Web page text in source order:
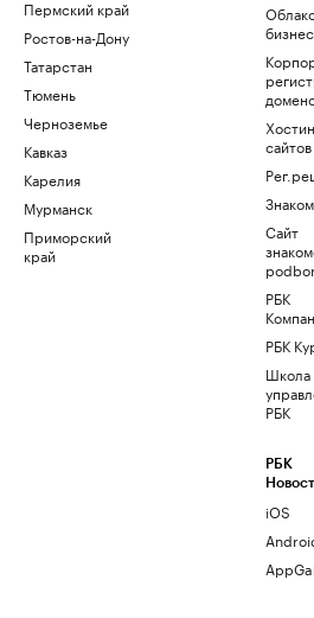
Пермский край
Ростов-на-Дону
Татарстан
Тюмень
Черноземье
Кавказ
Карелия
Мурманск
Приморский
край
сайтов
Сайт
РБК
РБК
Школа
РБК
РБК
iOS